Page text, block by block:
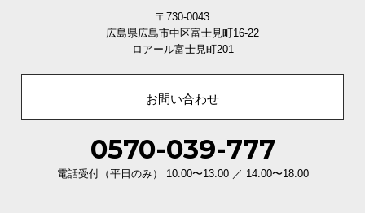
〒730-0043
広島県広島市中区富士見町16-22
ロアール富士見町201
お問い合わせ
0570-039-777
電話受付（平日のみ） 10:00〜13:00 ／ 14:00〜18:00